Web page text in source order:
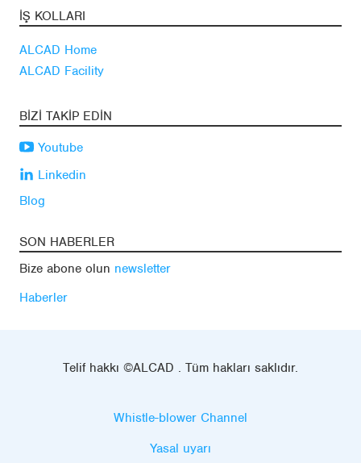
İŞ KOLLARI
ALCAD Home
ALCAD Facility
BIZI TAKIP EDIN
Youtube
Linkedin
Blog
SON HABERLER
Bize abone olun newsletter
Haberler
Telif hakkı ©ALCAD . Tüm hakları saklıdır.
Whistle-blower Channel
Yasal uyarı